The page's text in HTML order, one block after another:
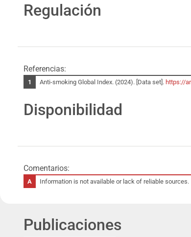
Regulación
Referencias:
Anti-smoking Global Index. (2024). [Data set]. https://
Disponibilidad
Comentarios:
Information is not available or lack of reliable sources.
Publicaciones